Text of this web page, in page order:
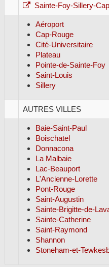
Sainte-Foy-Sillery-
Aéroport
Cap-Rouge
Cité-Universitaire
Plateau
Pointe-de-Sainte-Foy
Saint-Louis
Sillery
AUTRES VILLES
Baie-Saint-Paul
Boischatel
Donnacona
La Malbaie
Lac-Beauport
L'Ancienne-Lorette
Pont-Rouge
Saint-Augustin
Sainte-Brigitte-de-
Sainte-Catherine
Saint-Raymond
Shannon
Stoneham-et-